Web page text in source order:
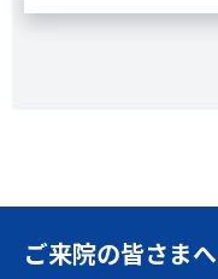
ご来院の皆さまへ